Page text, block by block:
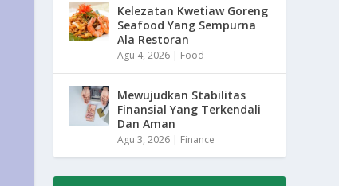
Kelezatan Kwetiaw Goreng
Seafood Yang Sempurna
Ala Restoran
Agu 4, 2026 | Food
Mewujudkan Stabilitas
Finansial Yang Terkendali
Dan Aman
Agu 3, 2026 | Finance